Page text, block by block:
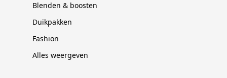
Blenden & boosten
Duikpakken
Fashion
Alles weergeven